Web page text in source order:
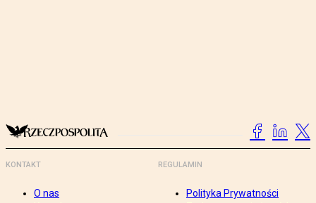
KONTAKT
O nas
REGULAMIN
Polityka Prywatności